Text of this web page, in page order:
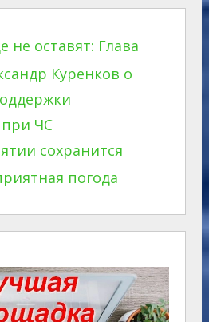
не оставят: Глава
Куренков о
ЧС
сохранится
погода